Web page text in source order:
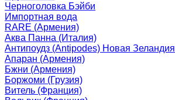
Черноголовка Бэйби
Импортная вода
RARE (Армения)
Аква Панна (Италия)
Антипоудз (Antipodes) Новая Зеландия
Апаран (Армения)
Бжни (Армения)
Боржоми (Грузия)
Витель (Франция)